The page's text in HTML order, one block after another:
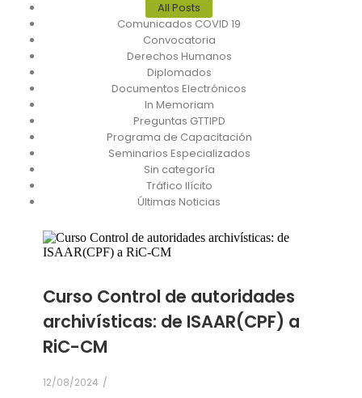
All Posts
Comunicados COVID 19
Convocatoria
Derechos Humanos
Diplomados
Documentos Electrónicos
In Memoriam
Preguntas GTTIPD
Programa de Capacitación
Seminarios Especializados
Sin categoría
Tráfico Ilícito
Últimas Noticias
Curso Control de autoridades
archivísticas: de ISAAR(CPF) a
RiC-CM
12/08/2024 /